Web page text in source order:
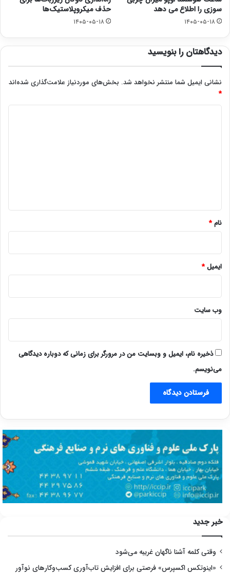
سوزی را اطلاع می دهد
۱۴۰۵-۰۵-۱۸
حذف میکروپلاستیک‌ها
۱۴۰۵-۰۵-۱۸
دیدگاهتان را بنویسید
نشانی ایمیل شما منتشر نخواهد شد. بخش‌های موردنیاز علامت‌گذاری شده‌اند
*
نام*
ایمیل*
وب‌ سایت
ذخیره نام، ایمیل و وبسایت من در مرورگر برای زمانی که دوباره دیدگاهی
می‌نویسم.
خبر جدید
وقتی کلمه آشنا ناگهان غریبه می‌شود
«اینوتکس اکسپرس» فرصتی برای افزایش تاب‌آوری کسب‌وکارهای نوآور